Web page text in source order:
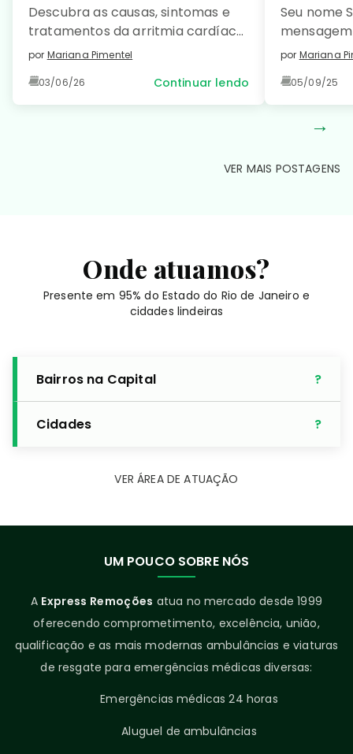
Descubra as causas, sintomas e
tratamentos da arritmia cardíaca
e saiba como prevenir essa
coração saudável. Leia no detalhe!
por Mariana Pimentel
03/06/26 Continuar lendo
Seu nome
como […]
por Mariana
05/09/25
→
VER MAIS POSTAGENS
Onde atuamos?
Presente em 95% do Estado do Rio de Janeiro e
cidades lindeiras
Bairros na Capital
Cidades
VER ÁREA DE ATUAÇÃO
UM POUCO SOBRE NÓS
A Express Remoções atua no mercado desde 1999
oferecendo comprometimento, excelência, união,
qualificação e as mais modernas ambulâncias e viaturas
de resgate para emergências médicas diversas:
Emergências médicas 24 horas
Aluguel de ambulâncias